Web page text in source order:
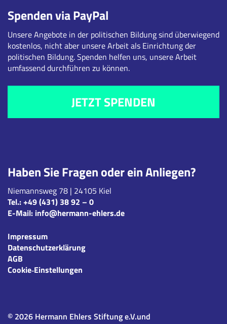
Haben Sie Fragen oder ein Anliegen?
Niemannsweg 78 | 24105 Kiel
Tel.:+49 (431) 38 92 – 0
E-Mail: info@hermann-ehlers.de
Impressum
Datenschutzerklärung
AGB
Cookie‑Einstellungen
Spenden via PayPal
Unsere Angebote in der politischen Bildung sind überwiegend
kostenlos, nicht aber unsere Arbeit als Einrichtung der
politischen Bildung. Spenden helfen uns, unsere Arbeit
umfassend durchführen zu können.
JETZT SPENDEN
© 2026 Hermann Ehlers Stiftung e.V.und